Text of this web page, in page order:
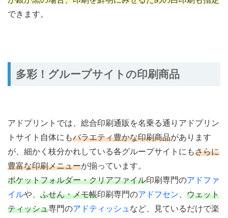
できます。
多彩！グループサイトの印刷商品
アドプリントでは、総合印刷通販を名乗る通りアドプリン
トサイト自体にもバラエティ豊かな印刷商品があります
が、細かく枝分かれしている各グループサイトにもさらに
豊富な印刷メニューが揃っています。
ポケットフォルダー・クリアファイル印刷専門のアドファ
イルや、 ふせん・メモ帳印刷専門のアドフセン
ウェット
ティッシュ専門のアドティッシュ など、見ているだけで楽